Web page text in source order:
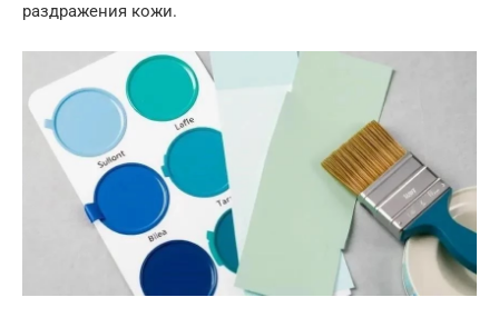
раздражения кожи.